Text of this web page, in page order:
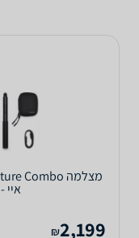
איי - DJI DJI
2,199
₪